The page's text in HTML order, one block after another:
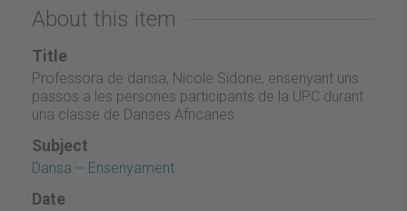
About this item
Title
Professora de dansa, Nicole Sidone, ensenyant uns
passos a les persones participants de la UPC durant
una classe de Danses Africanes
Subject
Dansa -- Ensenyament
Date